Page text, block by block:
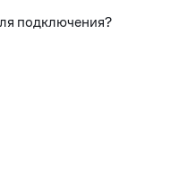
подключения?